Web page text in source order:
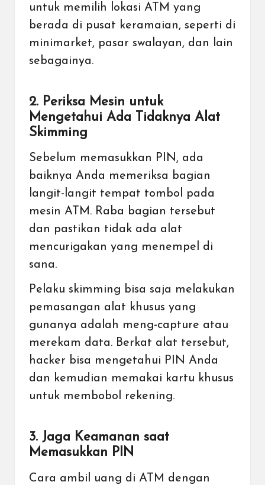
untuk memilih lokasi ATM yang
berada di pusat keramaian, seperti di
minimarket, pasar swalayan, dan lain
sebagainya.
2. Periksa Mesin untuk
Mengetahui Ada Tidaknya Alat
Skimming
Sebelum memasukkan PIN, ada
baiknya Anda memeriksa bagian
langit-langit tempat tombol pada
mesin ATM. Raba bagian tersebut
dan pastikan tidak ada alat
mencurigakan yang menempel di
sana.
Pelaku skimming bisa saja melakukan
pemasangan alat khusus yang
gunanya adalah meng-capture atau
merekam data. Berkat alat tersebut,
hacker bisa mengetahui PIN Anda
dan kemudian memakai kartu khusus
untuk membobol rekening.
3. Jaga Keamanan saat
Memasukkan PIN
Cara ambil uang di ATM dengan